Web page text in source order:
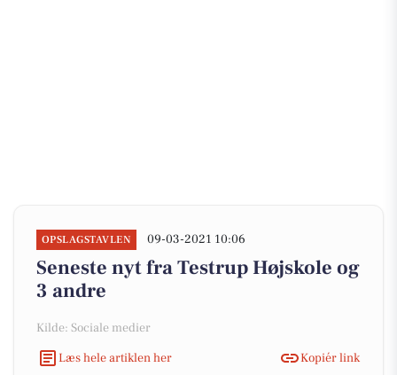
OPSLAGSTAVLEN 09-03-2021 10:06
Seneste nyt fra Testrup Højskole og
3 andre
Kilde: Sociale medier
Læs hele artiklen her
Kopiér link